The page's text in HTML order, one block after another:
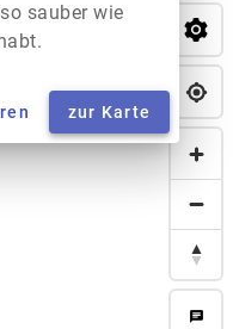
chat
sauber wie
zur Karte